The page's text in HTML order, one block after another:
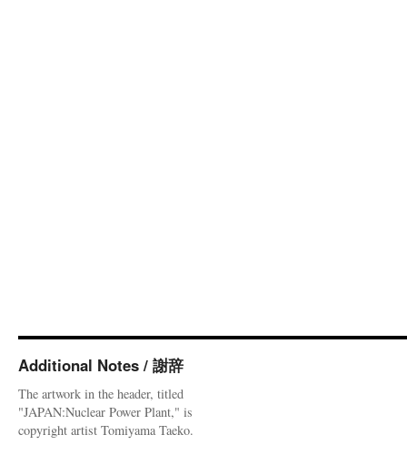
Additional Notes / 謝辞
The artwork in the header, titled
"JAPAN:Nuclear Power Plant," is
copyright artist Tomiyama Taeko.